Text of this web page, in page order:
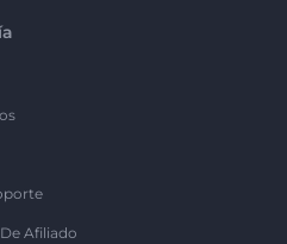
Afiliado